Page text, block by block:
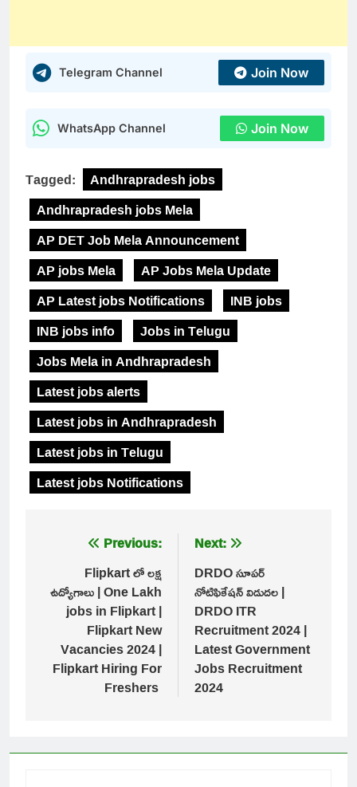
Telegram Channel Join Now
WhatsApp Channel Join Now
Tagged:
Andhrapradesh jobs
Andhrapradesh jobs Mela
AP DET Job Mela Announcement
AP jobs Mela
AP Jobs Mela Update
AP Latest jobs Notifications
INB jobs
INB jobs info
Jobs in Telugu
Jobs Mela in Andhrapradesh
Latest jobs alerts
Latest jobs in Andhrapradesh
Latest jobs in Telugu
Latest jobs Notifications
navigation
Previous:
Flipkart లో లక్ష
ఉద్యోగాలు | One Lakh
jobs in Flipkart |
Flipkart New
Vacancies 2024 |
Flipkart Hiring For
Freshers
Next:
DRDO సూపర్
నోటిఫికేషన్ విడుదల |
DRDO ITR
Recruitment 2024 |
Latest Government
Jobs Recruitment
2024